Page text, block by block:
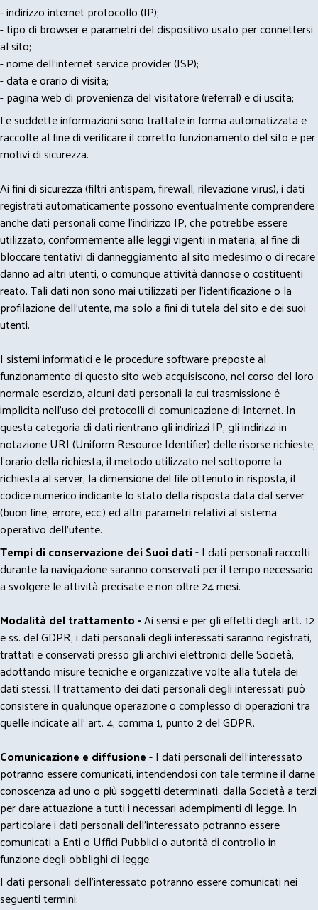
- indirizzo internet protocollo (IP);
- tipo di browser e parametri del dispositivo usato per connettersi
al sito;
- nome dell'internet service provider (ISP);
- data e orario di visita;
- pagina web di provenienza del visitatore (referral) e di uscita;
Le suddette informazioni sono trattate in forma automatizzata e
raccolte al fine di verificare il corretto funzionamento del sito e per
motivi di sicurezza.
Ai fini di sicurezza (filtri antispam, firewall, rilevazione virus), i dati
registrati automaticamente possono eventualmente comprendere
anche dati personali come l'indirizzo IP, che potrebbe essere
utilizzato, conformemente alle leggi vigenti in materia, al fine di
bloccare tentativi di danneggiamento al sito medesimo o di recare
danno ad altri utenti, o comunque attività dannose o costituenti
reato. Tali dati non sono mai utilizzati per l'identificazione o la
profilazione dell'utente, ma solo a fini di tutela del sito e dei suoi
utenti.
I sistemi informatici e le procedure software preposte al
funzionamento di questo sito web acquisiscono, nel corso del loro
normale esercizio, alcuni dati personali la cui trasmissione è
implicita nell'uso dei protocolli di comunicazione di Internet. In
questa categoria di dati rientrano gli indirizzi IP, gli indirizzi in
notazione URI (Uniform Resource Identifier) delle risorse richieste,
l'orario della richiesta, il metodo utilizzato nel sottoporre la
richiesta al server, la dimensione del file ottenuto in risposta, il
codice numerico indicante lo stato della risposta data dal server
(buon fine, errore, ecc.) ed altri parametri relativi al sistema
operativo dell'utente.
Tempi di conservazione dei Suoi dati -I dati personali raccolti
durante la navigazione saranno conservati per il tempo necessario
a svolgere le attività precisate e non oltre 24 mesi.
Modalità del trattamento -Ai sensi e per gli effetti degli artt. 12
e ss. del GDPR, i dati personali degli interessati saranno registrati,
trattati e conservati presso gli archivi elettronici delle Società,
adottando misure tecniche e organizzative volte alla tutela dei
dati stessi. Il trattamento dei dati personali degli interessati può
consistere in qualunque operazione o complesso di operazioni tra
quelle indicate all' art. 4, comma 1, punto 2 del GDPR.
Comunicazione e diffusione -I dati personali dell’interessato
potranno essere comunicati, intendendosi con tale termine il darne
conoscenza ad uno o più soggetti determinati, dalla Società a terzi
per dare attuazione a tutti i necessari adempimenti di legge. In
particolare i dati personali dell’interessato potranno essere
comunicati a Enti o Uffici Pubblici o autorità di controllo in
funzione degli obblighi di legge.
I dati personali dell’interessato potranno essere comunicati nei
seguenti termini: